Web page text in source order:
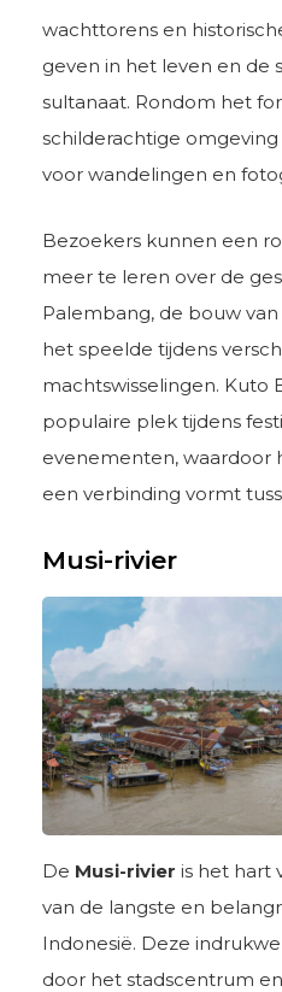
wachttorens en
geven in het leven en de
sultanaat. Rondom het
schilderachtige omgeving
voor wandelingen en
Bezoekers kunnen een
meer te leren over de
Palembang, de bouw
het speelde tijdens
machtswisselingen. Kuto
populaire plek tijdens
evenementen, waardoor
een verbinding vormt
Musi-rivier
De Musi-rivier is het hart
van de langste en
Indonesië. Deze
door het stadscentrum